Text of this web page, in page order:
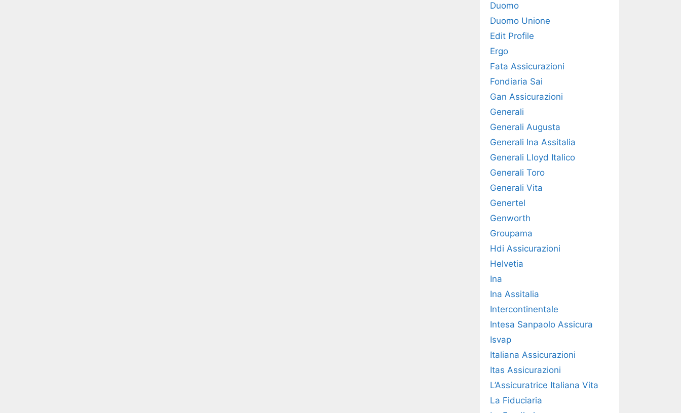
Duomo
Duomo Unione
Edit Profile
Ergo
Fata Assicurazioni
Fondiaria Sai
Gan Assicurazioni
Generali
Generali Augusta
Generali Ina Assitalia
Generali Lloyd Italico
Generali Toro
Generali Vita
Genertel
Genworth
Groupama
Hdi Assicurazioni
Helvetia
Ina
Ina Assitalia
Intercontinentale
Intesa Sanpaolo Assicura
Isvap
Italiana Assicurazioni
Itas Assicurazioni
L’Assicuratrice Italiana Vita
La Fiduciaria